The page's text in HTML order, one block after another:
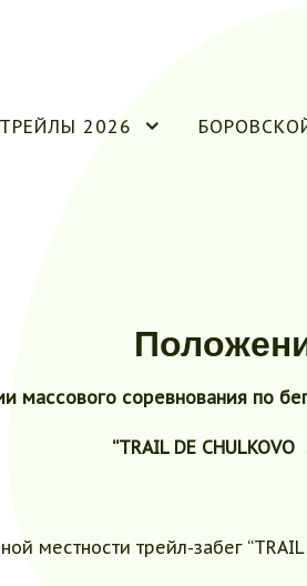
ТРЕЙЛЫ 2026
массового соревнования по
“TRAIL DE
местности трейл-забег